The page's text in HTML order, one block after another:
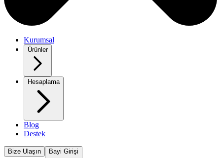
Kurumsal
Ürünler
Hesaplama
Blog
Destek
Bize Ulaşın Bayi Girişi